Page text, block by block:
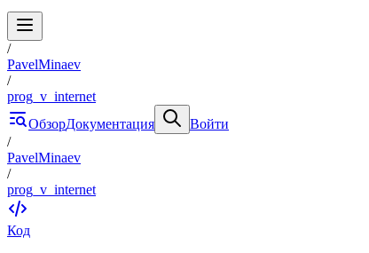
/
PavelMinaev
/
prog_v_internet
ОбзорДокументация
Войти
/
PavelMinaev
/
prog_v_internet
Код